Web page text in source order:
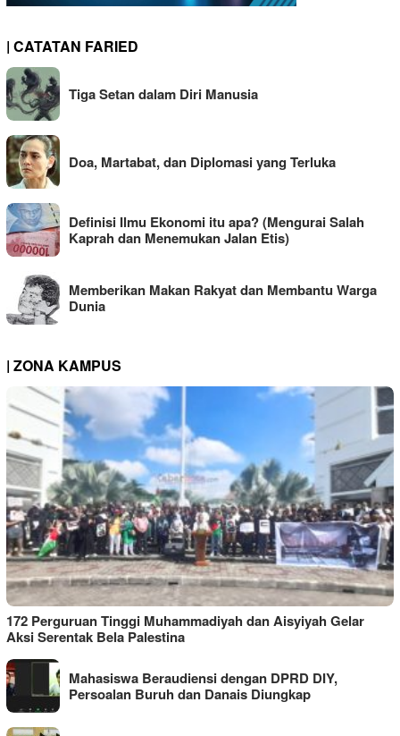
| CATATAN FARIED
Tiga Setan dalam Diri Manusia
Doa, Martabat, dan Diplomasi yang Terluka
Definisi Ilmu Ekonomi itu apa? (Mengurai Salah
Kaprah dan Menemukan Jalan Etis)
Memberikan Makan Rakyat dan Membantu Warga
Dunia
| ZONA KAMPUS
172 Perguruan Tinggi Muhammadiyah dan Aisyiyah Gelar
Aksi Serentak Bela Palestina
Mahasiswa Beraudiensi dengan DPRD DIY,
Persoalan Buruh dan Danais Diungkap